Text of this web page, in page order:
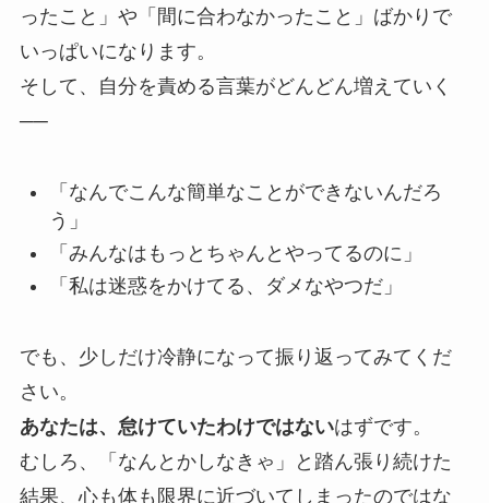
ったこと」や「間に合わなかったこと」ばかりで
いっぱいになります。
そして、自分を責める言葉がどんどん増えていく
──
「なんでこんな簡単なことができないんだろ
う」
「みんなはもっとちゃんとやってるのに」
「私は迷惑をかけてる、ダメなやつだ」
でも、少しだけ冷静になって振り返ってみてくだ
さい。
あなたは、怠けていたわけではないはずです。
むしろ、「なんとかしなきゃ」と踏ん張り続けた
結果、心も体も限界に近づいてしまったのではな